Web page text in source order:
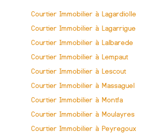
Courtier Immobilier à Lagardiolle
Courtier Immobilier à Lagarrigue
Courtier Immobilier à Lalbarede
Courtier Immobilier à Lempaut
Courtier Immobilier à Lescout
Courtier Immobilier à Massaguel
Courtier Immobilier à Montfa
Courtier Immobilier à Moulayres
Courtier Immobilier à Peyregoux